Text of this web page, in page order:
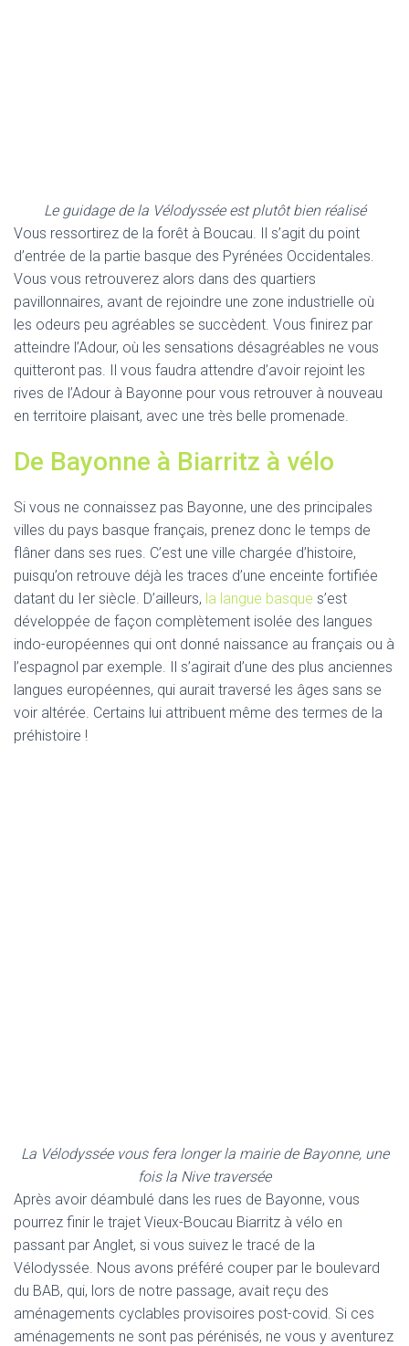
Le guidage de la Vélodyssée est plutôt bien réalisé
Vous ressortirez de la forêt à Boucau. Il s’agit du point
d’entrée de la partie basque des Pyrénées Occidentales.
Vous vous retrouverez alors dans des quartiers
pavillonnaires, avant de rejoindre une zone industrielle où
les odeurs peu agréables se succèdent. Vous finirez par
atteindre l’Adour, où les sensations désagréables ne vous
quitteront pas. Il vous faudra attendre d’avoir rejoint les
rives de l’Adour à Bayonne pour vous retrouver à nouveau
en territoire plaisant, avec une très belle promenade.
De Bayonne à Biarritz à vélo
Si vous ne connaissez pas Bayonne, une des principales
villes du pays basque français, prenez donc le temps de
flâner dans ses rues. C’est une ville chargée d’histoire,
puisqu’on retrouve déjà les traces d’une enceinte fortifiée
datant du Ier siècle. D’ailleurs, la langue basque s’est
développée de façon complètement isolée des langues
indo-européennes qui ont donné naissance au français ou à
l’espagnol par exemple. Il s’agirait d’une des plus anciennes
langues européennes, qui aurait traversé les âges sans se
voir altérée. Certains lui attribuent même des termes de la
préhistoire !
La Vélodyssée vous fera longer la mairie de Bayonne, une
fois la Nive traversée
Après avoir déambulé dans les rues de Bayonne, vous
pourrez finir le trajet Vieux-Boucau Biarritz à vélo en
passant par Anglet, si vous suivez le tracé de la
Vélodyssée. Nous avons préféré couper par le boulevard
du BAB, qui, lors de notre passage, avait reçu des
aménagements cyclables provisoires post-covid. Si ces
aménagements ne sont pas pérénisés, ne vous y aventurez